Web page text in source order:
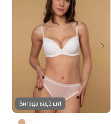
Вигода від 2 шт!